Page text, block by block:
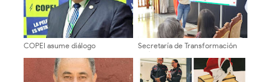
COPEI asume diálogo
vocación de unidad y exigencia
de resultados concretos
Secretaría de Transformación
Política evaluó gestión
semestral en Mérida